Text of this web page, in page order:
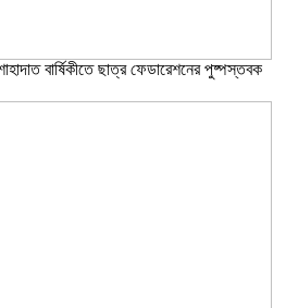
বার্ষিকীতে ছাত্র ফেডারেশনের পুষ্পস্তবক